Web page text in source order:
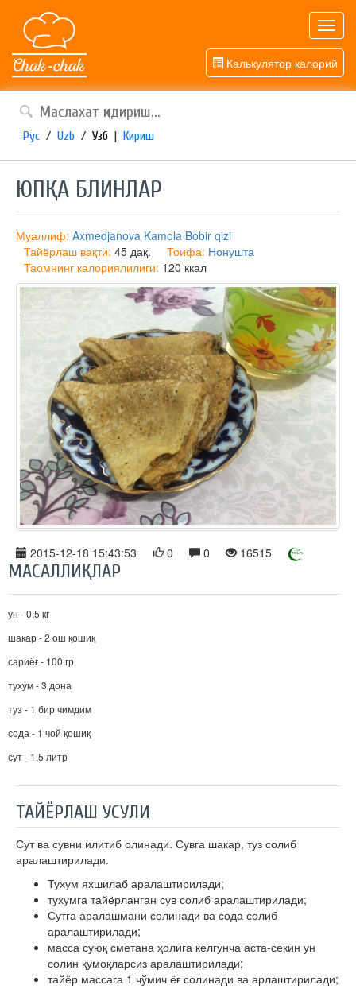
Калькулятор калорий
Рус / Uzb / Узб | Кириш
ЮПҚА БЛИНЛАР
Муаллиф: Axmedjanova Kamola Bobir qizi
Тайёрлаш вақти: 45 дақ. Тоифа: Нонушта
Таомнинг калориялилиги: 120 ккал
2015-12-18 15:43:53 0 0 16515
МАСАЛЛИҚЛАР
ун - 0,5 кг
шакар - 2 ош қошиқ
сариёғ - 100 гр
тухум - 3 дона
туз - 1 бир чимдим
сода - 1 чой қошиқ
сут - 1,5 литр
ТАЙЁРЛАШ УСУЛИ
Сут ва сувни илитиб олинади. Сувга шакар, туз солиб
аралаштирилади.
Тухум яхшилаб аралаштирилади;
тухумга тайёрланган сув солиб аралаштирилади;
Сутга аралашмани солинади ва сода солиб
аралаштирилади;
масса суюқ сметана ҳолига келгунча аста-секин ун
солин қумоқларсиз аралаштирилади;
тайёр массага 1 чўмич ёғ солинади ва арлаштирилади;